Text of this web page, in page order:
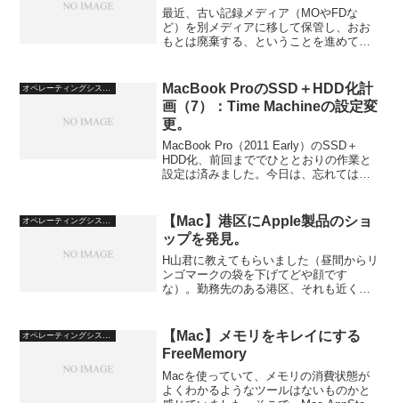
最近、古い記録メディア（MOやFDな
ど）を別メディアに移して保管し、おお
もとは廃棄する、ということを進めてい
いく、ということはできませんから、中
身を消去したいところです...
MacBook ProのSSD＋HDD化計
画（7）：Time Machineの設定変
更。
MacBook Pro（2011 Early）のSSD＋
HDD化、前回まででひととおりの作業と
設定は済みました。今日は、忘れてはな
からHDDに「書類」フォ...
【Mac】港区にApple製品のショ
ップを発見。
H山君に教えてもらいました（昼間からリ
ンゴマークの袋を下げてどや顔です
な）。勤務先のある港区、それも近くの
知らなかった。小物とか買えるかも知れ
ないから見ておこうか...
オペレーティングシステム
【Mac】メモリをキレイにする
FreeMemory
Macを使っていて、メモリの消費状態が
よくわかるようなツールはないものかと